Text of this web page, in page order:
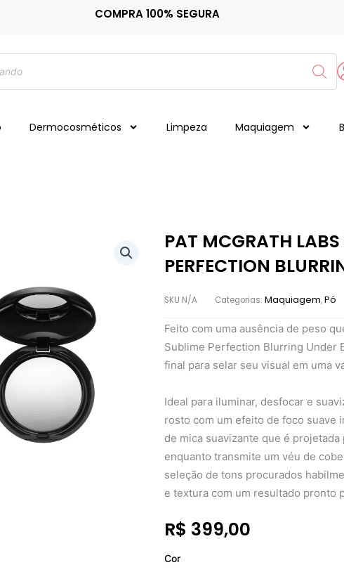
COMPRA 100% SEGURA
Dermocosméticos Limpeza Maquiagem
PAT MCGRATH
PERFECTION
SKU N/A Categorias: Maquiagem,Pó
Feito com uma ausência de peso
Sublime Perfection Blurring Under
final para selar seu visual em uma
Ideal para iluminar, desfocar e
rosto com um efeito de foco suave
de mica suavizante que é
enquanto transmite um véu de
seleção de tons procurados
e textura com um resultado pronto
R$ 399,00
Cor
MCGRATH